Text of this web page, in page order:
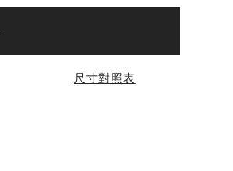
尺寸對照表